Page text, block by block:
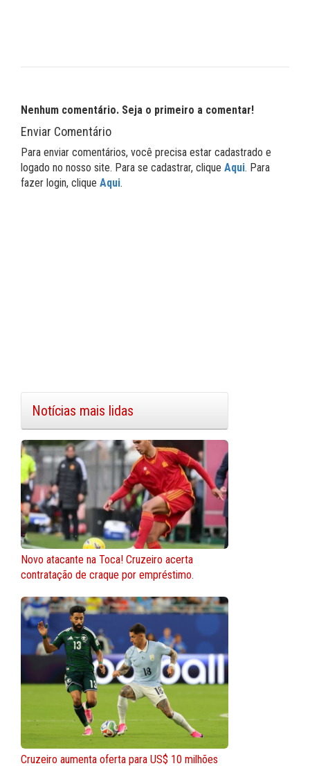
Nenhum comentário. Seja o primeiro a comentar!
Enviar Comentário
Para enviar comentários, você precisa estar cadastrado e
logado no nosso site. Para se cadastrar, clique Aqui. Para
fazer login, clique Aqui.
Notícias mais lidas
Novo atacante na Toca! Cruzeiro acerta
contratação de craque por empréstimo.
Cruzeiro aumenta oferta para US$ 10 milhões